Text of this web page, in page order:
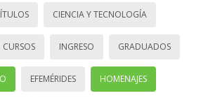
CIENCIA Y TECNOLOGÍA
CURSOS INGRESO GRADUADOS
EFEMÉRIDES HOMENAJES